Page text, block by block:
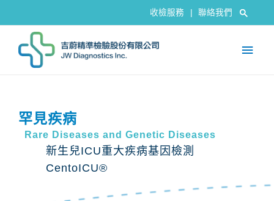
收檢服務 聯絡我們
罕見疾病
Rare Diseases and Genetic Diseases
新生兒ICU重大疾病基因檢測
CentoICU®​